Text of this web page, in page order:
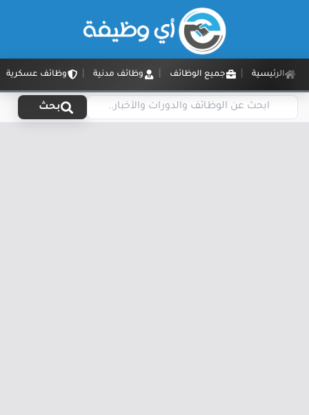
الرئيسية جميع الوظائف وظائف مدنية وظائف عسكرية
بحث